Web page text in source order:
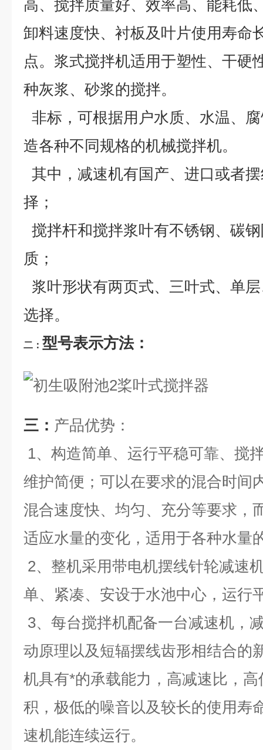
高、搅拌质量好、效率高、能耗低
卸料速度快、衬板及叶片使用寿命
点。浆式搅拌机适用于塑性、干硬
种灰浆、砂浆的搅拌。
非标，可根据用户水质、水温、
造各种不同规格的机械搅拌机。
其中，减速机有国产、进口或者
择；
搅拌杆和搅拌浆叶有不锈钢、碳
质；
浆叶形状有两页式、三叶式、单
选择。
二： 型号表示方法：
三： 产品优势：
1、构造简单、运行平稳可靠、搅
维护简便；可以在要求的混合时间
混合速度快、均匀、充分等要求，
适应水量的变化，适用于各种水量
2、整机采用带电机摆线针轮减速
单、紧凑、安设于水池中心，运行
3、每台搅拌机配备一台减速机，
动原理以及短辐摆线齿形相结合的
机具有*的承载能力，高减速比，
积，极低的噪音以及较长的使用寿
速机能连续运行。